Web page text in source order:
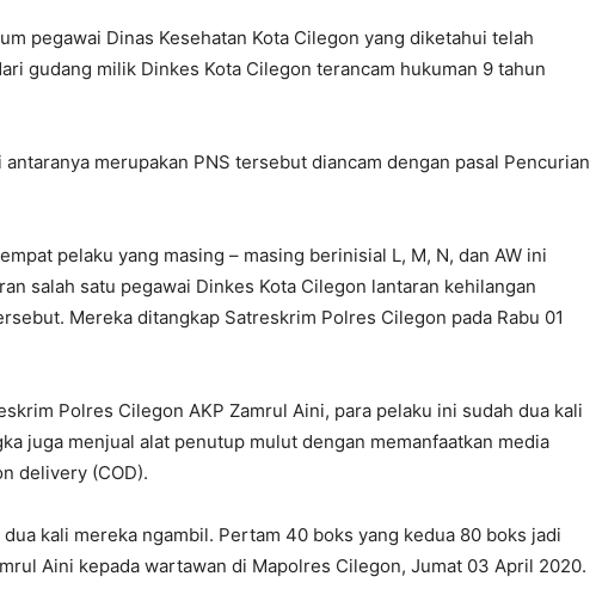
pegawai Dinas Kesehatan Kota Cilegon yang diketahui telah
gudang milik Dinkes Kota Cilegon terancam hukuman 9 tahun
merupakan PNS tersebut diancam dengan pasal Pencurian
pelaku yang masing – masing berinisial L, M, N, dan AW ini
salah satu pegawai Dinkes Kota Cilegon lantaran kehilangan
Mereka ditangkap Satreskrim Polres Cilegon pada Rabu 01
Polres Cilegon AKP Zamrul Aini, para pelaku ini sudah dua kali
juga menjual alat penutup mulut dengan memanfaatkan media
delivery (COD).
dua kali mereka ngambil. Pertam 40 boks yang kedua 80 boks jadi
Aini kepada wartawan di Mapolres Cilegon, Jumat 03 April 2020.